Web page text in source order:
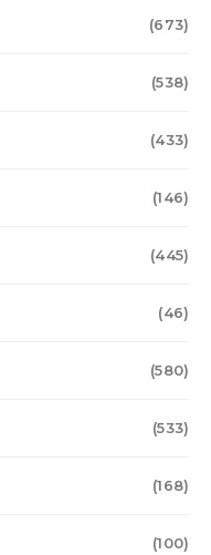
(673)
(538)
(433)
(146)
(445)
(46)
(580)
(533)
(168)
(100)